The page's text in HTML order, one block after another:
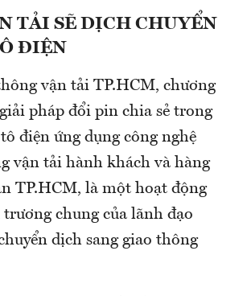
TẢI SẼ DỊCH CHUYỂN
ĐIỆN
vận tải TP.HCM, chương
pháp đổi pin chia sẻ trong
điện ứng dụng công nghệ
vận tải hành khách và hàng
TP.HCM, là một hoạt động
chung của lãnh đạo
dịch sang giao thông